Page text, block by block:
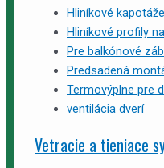
Hliníkové
Hliníkové profily
Pre balkónové
Predsadená
Termovýplne pre
ventilácia dverí
Vetracie a tieniace